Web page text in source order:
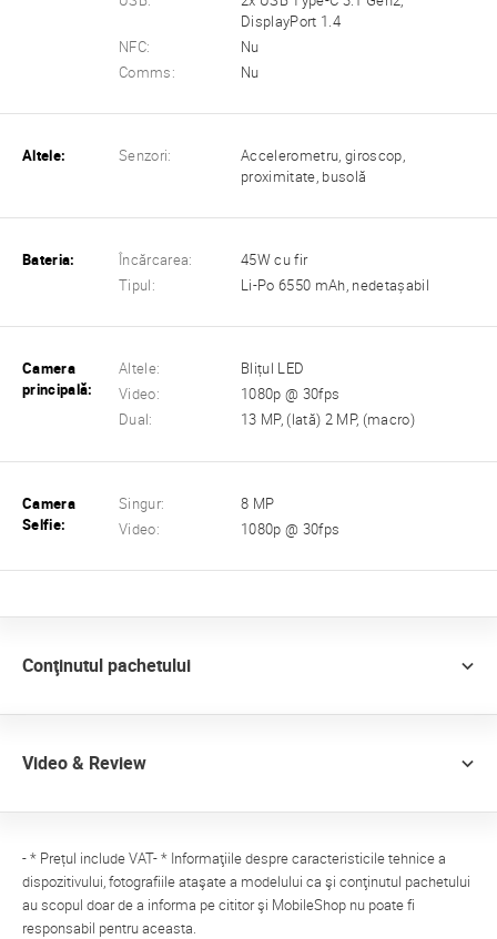
DisplayPort 1.4
NFC:
Nu
Comms:
Nu
Altele: Senzori:
Accelerometru, giroscop,
proximitate, busolă
Bateria: Încărcarea:
45W cu fir
Tipul:
Li-Po 6550 mAh, nedetașabil
Camera
principală:
Altele:
Blițul LED
Video:
1080p @ 30fps
Dual:
13 MP, (lată) 2 MP, (macro)
Camera
Selfie:
Singur:
8 MP
Video:
1080p @ 30fps
Conţinutul pachetului
Video & Review
- * Prețul include VAT- * Informaţiile despre caracteristicile tehnice a
dispozitivului, fotografiile ataşate a modelului ca şi conţinutul pachetului
au scopul doar de a informa pe cititor şi MobileShop nu poate fi
responsabil pentru aceasta.